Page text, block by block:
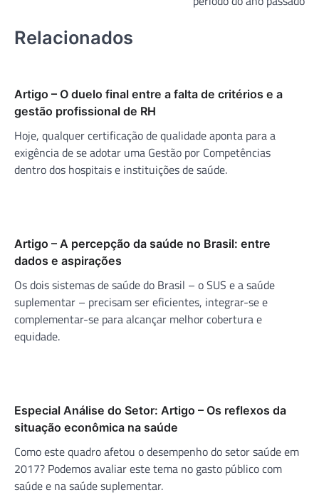
Relacionados
Artigo – O duelo final entre a falta de critérios e a
gestão profissional de RH
Hoje, qualquer certificação de qualidade aponta para a
exigência de se adotar uma Gestão por Competências
dentro dos hospitais e instituições de saúde.
Artigo – A percepção da saúde no Brasil: entre
dados e aspirações
Os dois sistemas de saúde do Brasil – o SUS e a saúde
suplementar – precisam ser eficientes, integrar-se e
complementar-se para alcançar melhor cobertura e
equidade.
Especial Análise do Setor: Artigo – Os reflexos da
situação econômica na saúde
Como este quadro afetou o desempenho do setor saúde em
2017? Podemos avaliar este tema no gasto público com
saúde e na saúde suplementar.